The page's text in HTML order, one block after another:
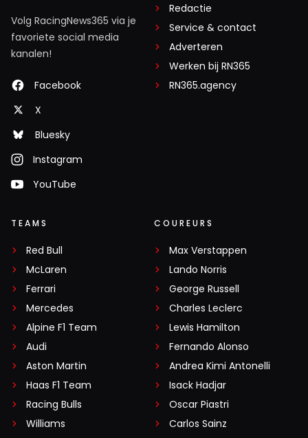
Volg RacingNews365 via je
favoriete social media
kanalen!
Facebook
X
Bluesky
Instagram
YouTube
Redactie
Service & contact
Adverteren
Werken bij RN365
RN365.agency
TEAMS
Red Bull
McLaren
Ferrari
Mercedes
Alpine F1 Team
Audi
Aston Martin
Haas F1 Team
Racing Bulls
Williams
COUREURS
Max Verstappen
Lando Norris
George Russell
Charles Leclerc
Lewis Hamilton
Fernando Alonso
Andrea Kimi Antonelli
Isack Hadjar
Oscar Piastri
Carlos Sainz